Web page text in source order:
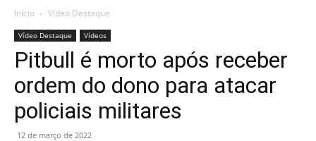
Início Vídeo Destaque
Vídeo Destaque Vídeos
Pitbull é morto após receber
ordem do dono para atacar
policiais militares
12 de março de 2022